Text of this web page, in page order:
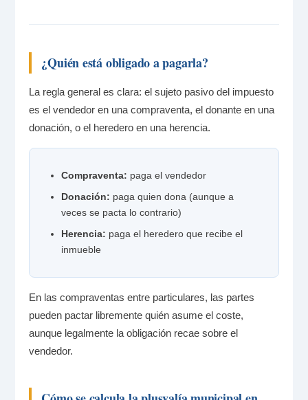
¿Quién está obligado a pagarla?
La regla general es clara: el sujeto pasivo del impuesto
es el vendedor en una compraventa, el donante en una
donación, o el heredero en una herencia.
Compraventa: paga el vendedor
Donación: paga quien dona (aunque a
veces se pacta lo contrario)
Herencia: paga el heredero que recibe el
inmueble
En las compraventas entre particulares, las partes
pueden pactar libremente quién asume el coste,
aunque legalmente la obligación recae sobre el
vendedor.